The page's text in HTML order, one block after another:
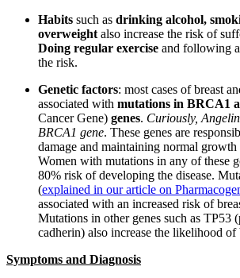
Habits such as drinking alcohol,
overweight also increase the risk of
Doing regular exercise and following a
the risk.
Genetic factors: most cases of breast
associated with mutations in BRCA1
Cancer Gene) genes. Curiously,
BRCA1 gene. These genes are
damage and maintaining normal growth
Women with mutations in any of these
80% risk of developing the disease.
(explained in our article on
associated with an increased risk of
Mutations in other genes such as TP53
cadherin) also increase the likelihood of
Symptoms and Diagnosis